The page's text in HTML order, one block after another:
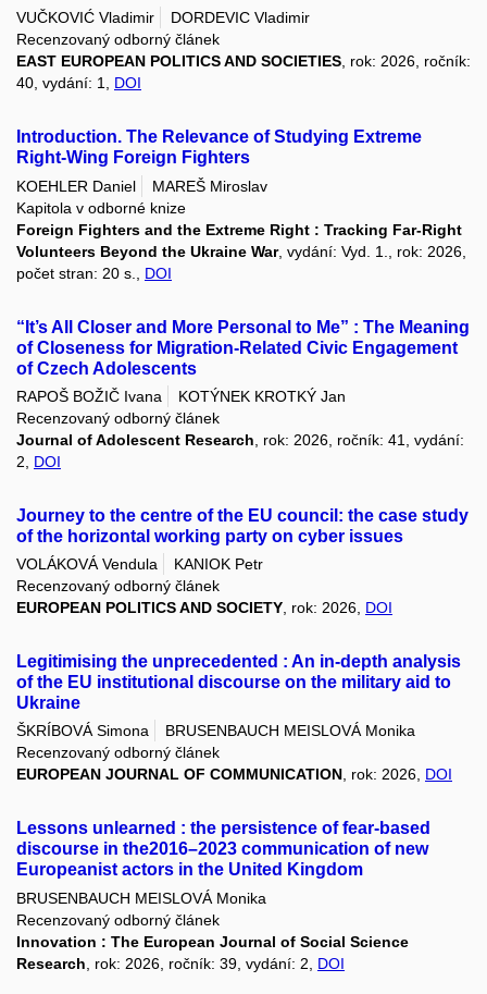
VUČKOVIĆ Vladimir
DORDEVIC Vladimir
Recenzovaný odborný článek
EAST EUROPEAN POLITICS AND SOCIETIES, rok: 2026, ročník:
40, vydání: 1, DOI
Introduction. The Relevance of Studying Extreme
Right-Wing Foreign Fighters
KOEHLER Daniel
MAREŠ Miroslav
Kapitola v odborné knize
Foreign Fighters and the Extreme Right : Tracking Far-Right
Volunteers Beyond the Ukraine War, vydání: Vyd. 1., rok: 2026,
počet stran: 20 s., DOI
“It’s All Closer and More Personal to Me” : The Meaning
of Closeness for Migration-Related Civic Engagement
of Czech Adolescents
RAPOŠ BOŽIČ Ivana
KOTÝNEK KROTKÝ Jan
Recenzovaný odborný článek
Journal of Adolescent Research , rok: 2026, ročník: 41, vydání:
2, DOI
Journey to the centre of the EU council: the case study
of the horizontal working party on cyber issues
VOLÁKOVÁ Vendula
KANIOK Petr
Recenzovaný odborný článek
EUROPEAN POLITICS AND SOCIETY , rok: 2026, DOI
Legitimising the unprecedented : An in-depth analysis
of the EU institutional discourse on the military aid to
Ukraine
ŠKRÍBOVÁ Simona
BRUSENBAUCH MEISLOVÁ Monika
Recenzovaný odborný článek
EUROPEAN JOURNAL OF COMMUNICATION, rok: 2026, DOI
Lessons unlearned : the persistence of fear-based
discourse in the2016–2023 communication of new
Europeanist actors in the United Kingdom
BRUSENBAUCH MEISLOVÁ Monika
Recenzovaný odborný článek
Innovation : The European Journal of Social Science
Research , rok: 2026, ročník: 39, vydání: 2, DOI